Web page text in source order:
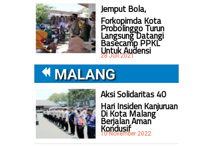
Jemput Bola,
Forkopimda Kota
Probolinggo Turun
Langsung Datangi
Basecamp PPKL
Untuk Audensi
28 Juli 2021
MALANG
Aksi Solidaritas 40
Hari Insiden Kanjuruan
Di Kota Malang
Berjalan Aman
Kondusif
10 November 2022